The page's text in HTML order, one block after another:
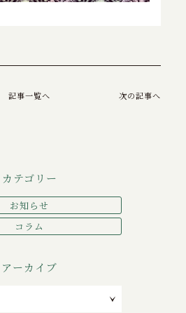
記事一覧へ 次の記事へ
カテゴリー
お知らせ
コラム
アーカイブ